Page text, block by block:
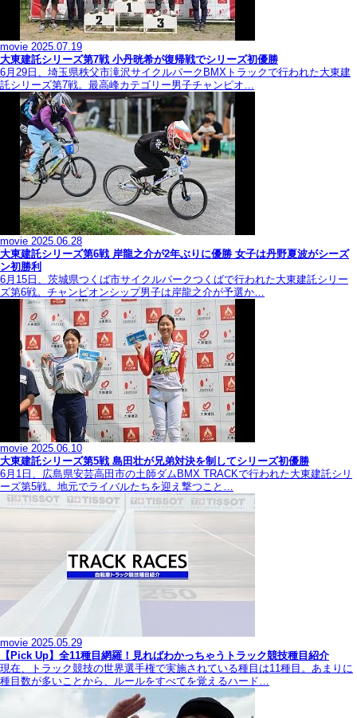
movie 2025.07.19
大東建託シリーズ第7戦 ⼩丹晄希が復帰戦でシリーズ初優勝
6月29日、埼玉県秩父市滝沢サイクルパークBMXトラックで行われた大東建
託シリーズ第7戦。最高峰カテゴリー男子チャンピオ…
movie 2025.06.28
大東建託シリーズ第6戦 岸龍之介が2年ぶりに優勝 女子は丹野夏波がシーズ
ン初勝利
6月15日、茨城県つくば市サイクルパークつくばで行われた大東建託シリー
ズ第6戦。チャンピオンシップ男子は岸龍之介が予選か…
movie 2025.06.10
大東建託シリーズ第5戦 島田壮が兄弟対決を制してシリーズ初優勝
6月1日、広島県安芸高田市の土師ダムBMX TRACKで行われた大東建託シリ
ーズ第5戦。地元でライバルたちを迎え撃つこと…
movie 2025.05.29
【Pick Up】全11種目網羅！見ればわかっちゃうトラック競技種目紹介
現在、トラック競技の世界選手権で実施されている種目は11種目。あまりに
種目数が多いことから、ルールをすべてを覚えるハード…